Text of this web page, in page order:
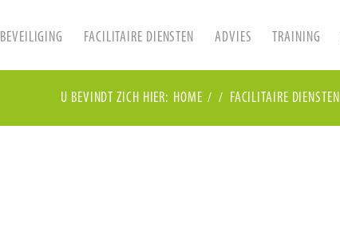
BEVEILIGING FACILITAIRE DIENSTEN ADVIES TRAINING
U BEVINDT ZICH HIER: HOME / / FACILITAIRE DIENSTEN